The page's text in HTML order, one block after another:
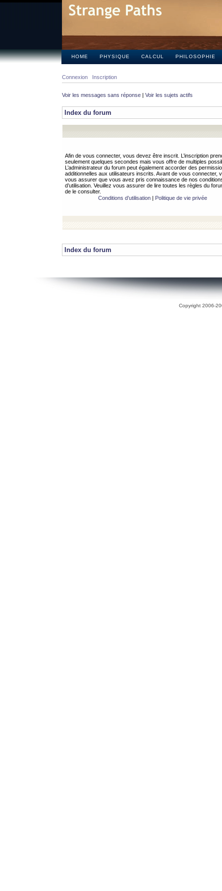
HOME PHYSIQUE CALCUL PHILOSOPHIE
Connexion Inscription
Voir les messages sans réponse | Voir les sujets actifs
Index du forum
Afin de vous connecter, vous devez être inscrit. L’inscription
seulement quelques secondes mais vous offre de multiples
L’administrateur du forum peut également accorder des
additionnelles aux utilisateurs inscrits. Avant de vous connecter,
vous assurer que vous avez pris connaissance de nos
d’utilisation. Veuillez vous assurer de lire toutes les règles du
de le consulter.
Conditions d’utilisation| Politique de vie privée
Index du forum
Copyright 2006-